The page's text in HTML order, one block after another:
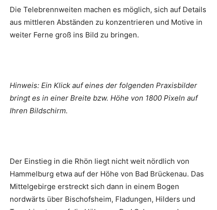
Die Telebrennweiten machen es möglich, sich auf Details
aus mittleren Abständen zu konzentrieren und Motive in
weiter Ferne groß ins Bild zu bringen.
Hinweis: Ein Klick auf eines der folgenden Praxisbilder
bringt es in einer Breite bzw. Höhe von 1800 Pixeln auf
Ihren Bildschirm.
Der Einstieg in die Rhön liegt nicht weit nördlich von
Hammelburg etwa auf der Höhe von Bad Brückenau. Das
Mittelgebirge erstreckt sich dann in einem Bogen
nordwärts über Bischofsheim, Fladungen, Hilders und